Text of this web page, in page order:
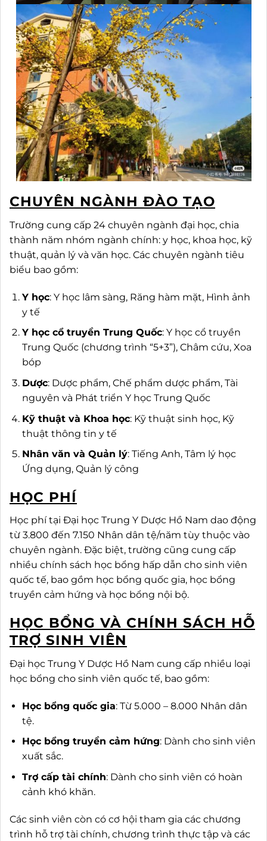
CHUYÊN NGÀNH ĐÀO TẠO
Trường cung cấp 24 chuyên ngành đại học, chia
thành năm nhóm ngành chính: y học, khoa học, kỹ
thuật, quản lý và văn học. Các chuyên ngành tiêu
biểu bao gồm:
Y học: Y học lâm sàng, Răng hàm mặt, Hình ảnh
y tế
Y học cổ truyền Trung Quốc: Y học cổ truyền
Trung Quốc (chương trình “5+3”), Châm cứu, Xoa
bóp
Dược: Dược phẩm, Chế phẩm dược phẩm, Tài
nguyên và Phát triển Y học Trung Quốc
Kỹ thuật và Khoa học: Kỹ thuật sinh học, Kỹ
thuật thông tin y tế
Nhân văn và Quản lý: Tiếng Anh, Tâm lý học
Ứng dụng, Quản lý công
HỌC PHÍ
Học phí tại Đại học Trung Y Dược Hồ Nam dao động
từ 3.800 đến 7.150 Nhân dân tệ/năm tùy thuộc vào
chuyên ngành. Đặc biệt, trường cũng cung cấp
nhiều chính sách học bổng hấp dẫn cho sinh viên
quốc tế, bao gồm học bổng quốc gia, học bổng
truyền cảm hứng và học bổng nội bộ.
HỌC BỔNG VÀ CHÍNH SÁCH HỖ
TRỢ SINH VIÊN
Đại học Trung Y Dược Hồ Nam cung cấp nhiều loại
học bổng cho sinh viên quốc tế, bao gồm:
Học bổng quốc gia: Từ 5.000 – 8.000 Nhân dân
tệ.
Học bổng truyền cảm hứng: Dành cho sinh viên
xuất sắc.
Trợ cấp tài chính: Dành cho sinh viên có hoàn
cảnh khó khăn.
Các sinh viên còn có cơ hội tham gia các chương
trình hỗ trợ tài chính, chương trình thực tập và các